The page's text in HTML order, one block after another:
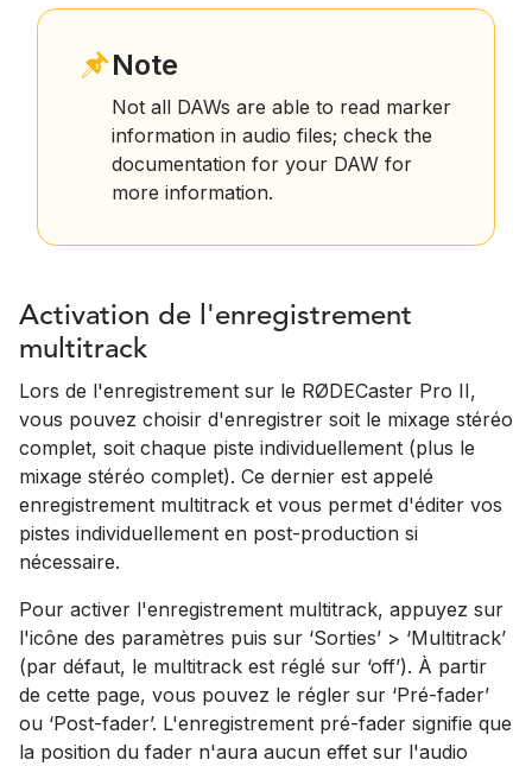
Note
Not all DAWs are able to read marker
information in audio files; check the
documentation for your DAW for
more information.
Activation de l'enregistrement
multitrack
Lors de l'enregistrement sur le RØDECaster Pro II,
vous pouvez choisir d'enregistrer soit le mixage stéréo
complet, soit chaque piste individuellement (plus le
mixage stéréo complet). Ce dernier est appelé
enregistrement multitrack et vous permet d'éditer vos
pistes individuellement en post-production si
nécessaire.
Pour activer l'enregistrement multitrack, appuyez sur
l'icône des paramètres puis sur ‘Sorties’ > ‘Multitrack’
(par défaut, le multitrack est réglé sur ‘off’). À partir
de cette page, vous pouvez le régler sur ‘Pré-fader’
ou ‘Post-fader’. L'enregistrement pré-fader signifie que
la position du fader n'aura aucun effet sur l'audio